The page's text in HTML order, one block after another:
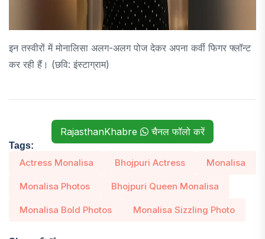
इन तस्वीरों में मोनालिसा अलग-अलग पोज देकर अपना कर्वी फिगर फ्लॉन्ट
कर रही हैं। (छवि: इंस्टाग्राम)
RajasthanKhabre चैनल फॉलो करें
Tags:
Actress Monalisa Bhojpuri Actress Monalisa
Monalisa Photos Bhojpuri Queen Monalisa
Monalisa Bold Photos Monalisa Sizzling Photo